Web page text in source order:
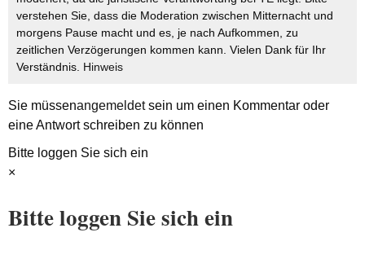
verstehen Sie, dass die Moderation zwischen Mitternacht und
morgens Pause macht und es, je nach Aufkommen, zu
zeitlichen Verzögerungen kommen kann. Vielen Dank für Ihr
Verständnis. Hinweis
Sie müssenangemeldetsein um einen Kommentar oder
eine Antwort schreiben zu können
Bitte loggen Sie sich ein
×
Bitte loggen Sie sich ein